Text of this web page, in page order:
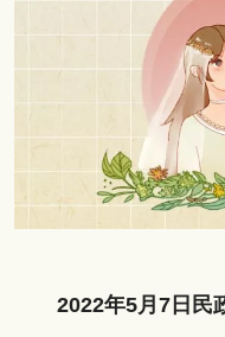
2022年5月7日民